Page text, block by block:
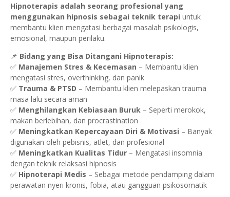
Hipnoterapis adalah seorang profesional yang
menggunakan hipnosis sebagai teknik terapi untuk
membantu klien mengatasi berbagai masalah psikologis,
emosional, maupun perilaku.
📌 Bidang yang Bisa Ditangani Hipnoterapis:
✅ Manajemen Stres & Kecemasan – Membantu klien
mengatasi stres, overthinking, dan panik
✅ Trauma & PTSD – Membantu klien melepaskan trauma
masa lalu secara aman
✅ Menghilangkan Kebiasaan Buruk – Seperti merokok,
makan berlebihan, dan procrastination
✅ Meningkatkan Kepercayaan Diri & Motivasi – Banyak
digunakan oleh pebisnis, atlet, dan profesional
✅ Meningkatkan Kualitas Tidur – Mengatasi insomnia
dengan teknik relaksasi hipnosis
✅ Hipnoterapi Medis – Sebagai metode pendamping dalam
perawatan nyeri kronis, fobia, atau gangguan psikosomatik